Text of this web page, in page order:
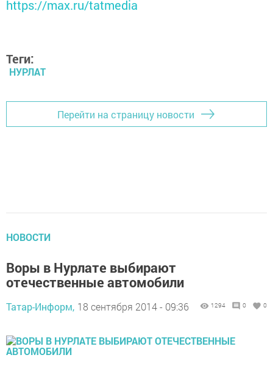
https://max.ru/tatmedia
Теги:
НУРЛАТ
Перейти на страницу новости
НОВОСТИ
Воры в Нурлате выбирают
отечественные автомобили
Татар-Информ, 18 сентября 2014 - 09:36 1294 0 0